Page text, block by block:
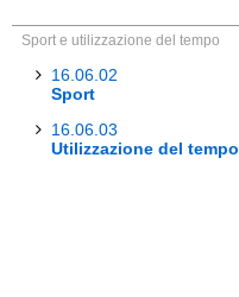
Sport e utilizzazione del tempo
16.06.02
Sport
16.06.03
Utilizzazione del tempo